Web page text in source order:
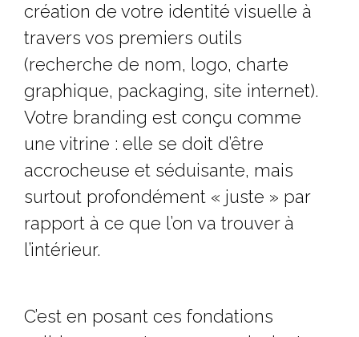
création de votre identité visuelle à
travers vos premiers outils
(recherche de nom, logo, charte
graphique, packaging, site internet).
Votre branding est conçu comme
une vitrine : elle se doit d’être
accrocheuse et séduisante, mais
surtout profondément « juste » par
rapport à ce que l’on va trouver à
l’intérieur.
C’est en posant ces fondations